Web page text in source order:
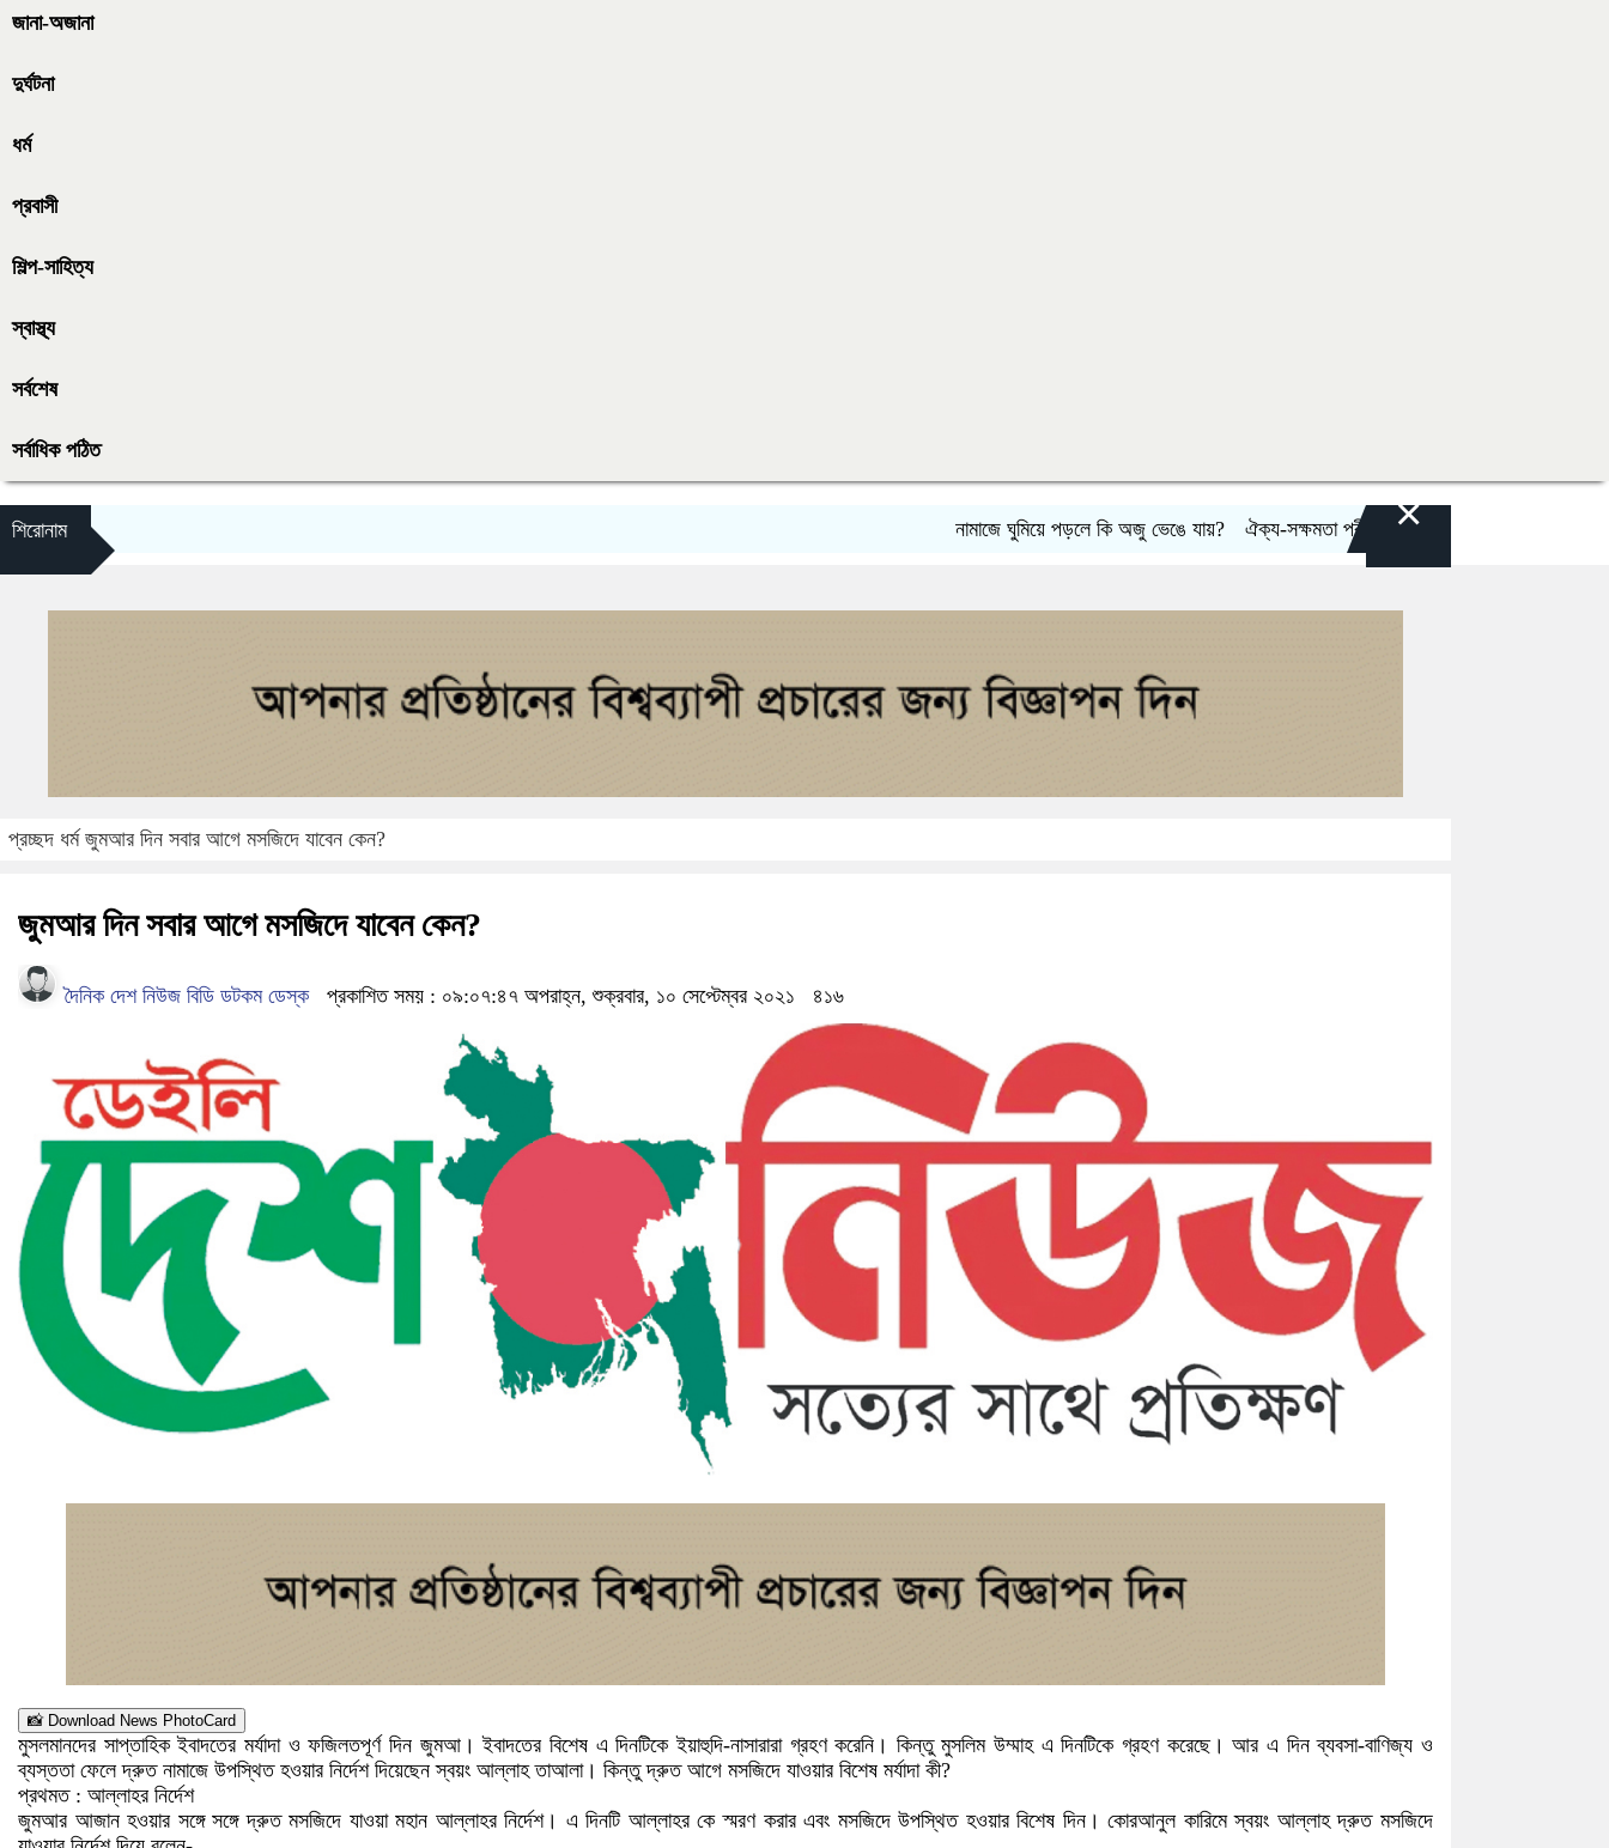
জানা-অজানা
দুর্ঘটনা
ধর্ম
প্রবাসী
শিল্প-সাহিত্য
স্বাস্থ্য
সর্বশেষ
সর্বাধিক পঠিত
শিরোনাম নামাজে ঘুমিয়ে পড়লে কি অজু ভেঙে যায়? ঐক্য-সক্ষমতা পরীক্ষার্থে ন্যাটোভুক্ত দেশে হামলা চালাতে পারে
×
প্রচ্ছদ ধর্ম জুমআর দিন সবার আগে মসজিদে যাবেন কেন?
জুমআর দিন সবার আগে মসজিদে যাবেন কেন?
দৈনিক দেশ নিউজ বিডি ডটকম ডেস্ক প্রকাশিত সময় : ০৯:০৭:৪৭ অপরাহ্ন, শুক্রবার, ১০ সেপ্টেম্বর ২০২১ ৪১৬
📸 Download News PhotoCard
মুসলমানদের সাপ্তাহিক ইবাদতের মর্যাদা ও ফজিলতপূর্ণ দিন জুমআ। ইবাদতের বিশেষ এ দিনটিকে ইয়াহুদি-নাসারারা গ্রহণ করেনি। কিন্তু মুসলিম উম্মাহ এ দিনটিকে গ্রহণ করেছে। আর এ দিন ব্যবসা-বাণিজ্য ও
ব্যস্ততা ফেলে দ্রুত নামাজে উপস্থিত হওয়ার নির্দেশ দিয়েছেন স্বয়ং আল্লাহ তাআলা। কিন্তু দ্রুত আগে মসজিদে যাওয়ার বিশেষ মর্যাদা কী?
প্রথমত : আল্লাহর নির্দেশ
জুমআর আজান হওয়ার সঙ্গে সঙ্গে দ্রুত মসজিদে যাওয়া মহান আল্লাহর নির্দেশ। এ দিনটি আল্লাহর কে স্মরণ করার এবং মসজিদে উপস্থিত হওয়ার বিশেষ দিন। কোরআনুল কারিমে স্বয়ং আল্লাহ দ্রুত মসজিদে